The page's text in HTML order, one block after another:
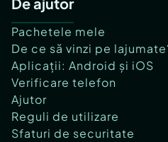
Pachetele mele
De ce să vinzi pe
Aplicații: Android și iOS
Verificare telefon
Ajutor
Reguli de utilizare
Sfaturi de securitate